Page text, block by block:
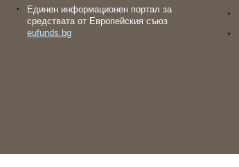
Eдинен информационен портал за
средствата от Европейския съюз
eufunds.bg